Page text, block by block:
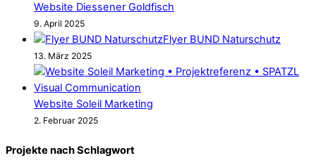
Website Diessener Goldfisch
9. April 2025
Flyer BUND Naturschutz
13. März 2025
Website Soleil Marketing
2. Februar 2025
Projekte nach Schlagwort